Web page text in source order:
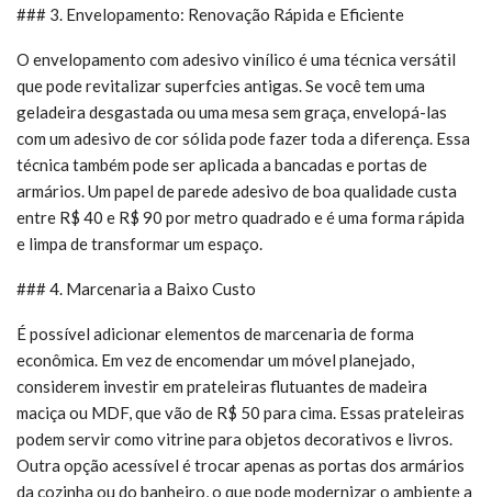
### 3. Envelopamento: Renovação Rápida e Eficiente
O envelopamento com adesivo vinílico é uma técnica versátil
que pode revitalizar superfcies antigas. Se você tem uma
geladeira desgastada ou uma mesa sem graça, envelopá-las
com um adesivo de cor sólida pode fazer toda a diferença. Essa
técnica também pode ser aplicada a bancadas e portas de
armários. Um papel de parede adesivo de boa qualidade custa
entre R$ 40 e R$ 90 por metro quadrado e é uma forma rápida
e limpa de transformar um espaço.
### 4. Marcenaria a Baixo Custo
É possível adicionar elementos de marcenaria de forma
econômica. Em vez de encomendar um móvel planejado,
considerem investir em prateleiras flutuantes de madeira
maciça ou MDF, que vão de R$ 50 para cima. Essas prateleiras
podem servir como vitrine para objetos decorativos e livros.
Outra opção acessível é trocar apenas as portas dos armários
da cozinha ou do banheiro, o que pode modernizar o ambiente a